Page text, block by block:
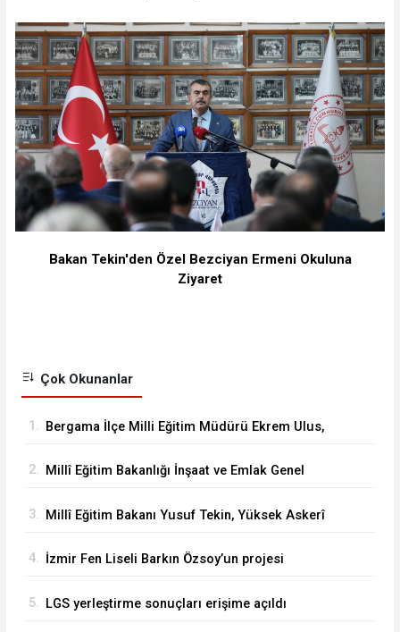
Bakan Tekin'den Özel Bezciyan Ermeni Okuluna
Ziyaret
Çok Okunanlar
1. Bergama İlçe Milli Eğitim Müdürü Ekrem Ulus,
çalışmaları inceledi
2. Millî Eğitim Bakanlığı İnşaat ve Emlak Genel
İncelemelerde Bulundu
3. Millî Eğitim Bakanı Yusuf Tekin, Yüksek Askerî
4. İzmir Fen Liseli Barkın Özsoy’un projesi
5. LGS yerleştirme sonuçları erişime açıldı